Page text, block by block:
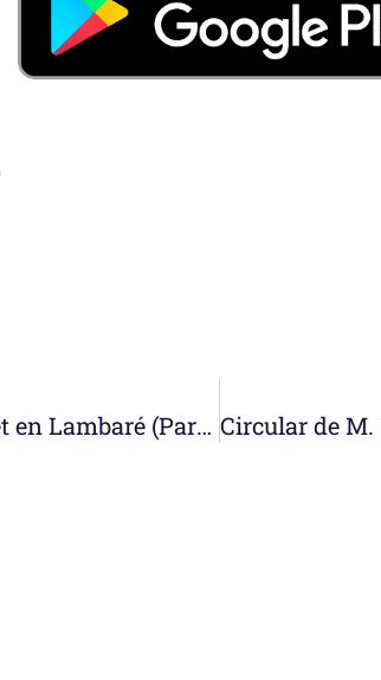
Visita Canónica a la comunidad de Nazaret en Lambaré (Paraguay)